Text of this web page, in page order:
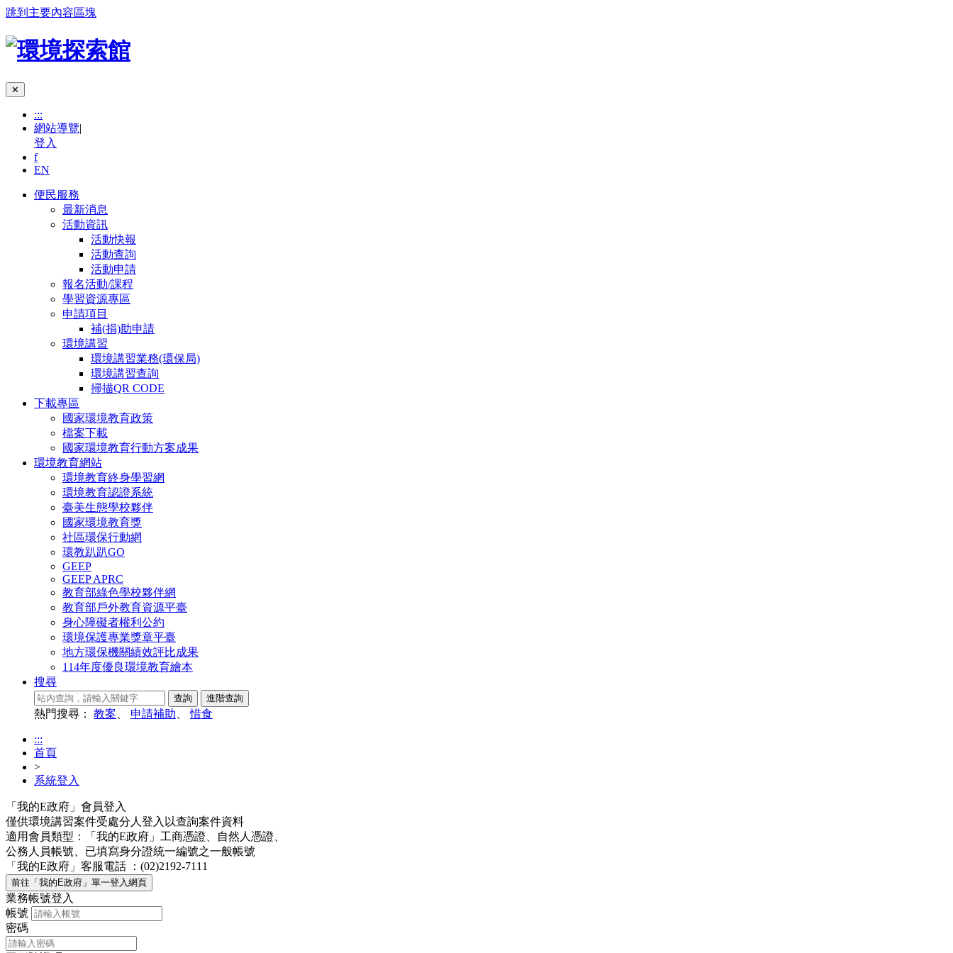
跳到主要內容區塊
✕
:::
網站導覽|
登入
f
EN
便民服務
最新消息
活動資訊
活動快報
活動查詢
活動申請
報名活動/課程
學習資源專區
申請項目
補(捐)助申請
環境講習
環境講習業務(環保局)
環境講習查詢
掃描QR CODE
下載專區
國家環境教育政策
檔案下載
國家環境教育行動方案成果
環境教育網站
環境教育終身學習網
環境教育認證系統
臺美生態學校夥伴
國家環境教育獎
社區環保行動網
環教趴趴GO
GEEP
GEEP APRC
教育部綠色學校夥伴網
教育部戶外教育資源平臺
身心障礙者權利公約
環境保護專業獎章平臺
地方環保機關績效評比成果
114年度優良環境教育繪本
搜尋
熱門搜尋： 教案 申請補助 、惜食
:::
首頁
>
系統登入
「我的E政府」會員登入
僅供環境講習案件受處分人登入以查詢案件資料
適用會員類型：「我的E政府」工商憑證、自然人憑證、
公務人員帳號、已填寫身分證統一編號之一般帳號
「我的E政府」客服電話 ：(02)2192-7111
業務帳號登入
帳號
密碼